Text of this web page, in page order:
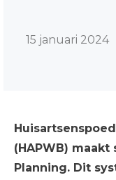
15 januari 2024
(HAPWB)
Planning. Dit